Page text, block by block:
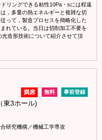
リングできる粘性10Pa・sには程遠
，多量の熱エネルギーと複雑な切
って，製造プロセスを簡略化した
れている。当日は切削加工不要を
造形技術について紹介させて頂
事前登録
無料
満席
東3ホール)
研究機構／機械工学専攻